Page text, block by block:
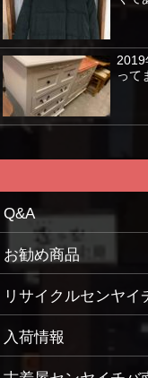
2019
って
Q&A
お勧め商品
リサイクルセンヤイ
入荷情報